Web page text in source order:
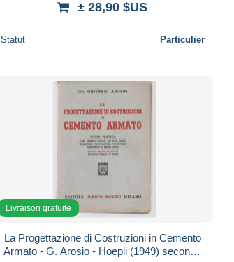
± 28,90 $US
Statut Particulier
Livraison gratuite
La Progettazione di Costruzioni in Cemento
Armato - G. Arosio - Hoepli (1949) seconda